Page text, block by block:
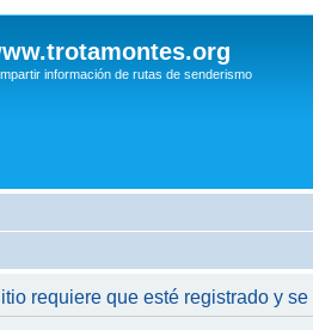
información de rutas de senderismo
requiere que esté registrado y